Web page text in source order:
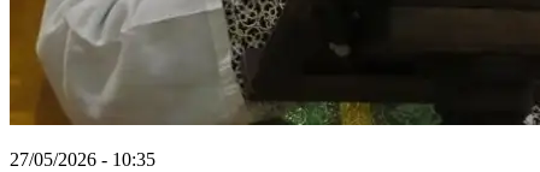
27/05/2026 - 10:35